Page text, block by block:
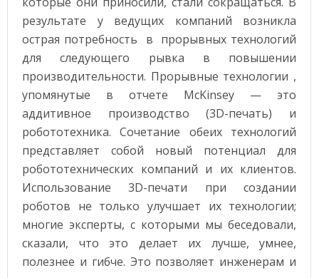
результате у ведущих компаний возникла
острая потребность в прорывных технологий
для следующего рывка в повышении
производительности. Прорывные технологии ,
упомянутые в отчете McKinsey — это
аддитивное производство (3D-печать) и
робототехника. Сочетание обеих технологий
представляет собой новый потенциал для
робототехнических компаний и их клиентов.
Использование 3D-печати при создании
роботов не только улучшает их технологии;
многие эксперты, с которыми мы беседовали,
сказали, что это делает их лучше, умнее,
полезнее и гибче. Это позволяет инженерам и